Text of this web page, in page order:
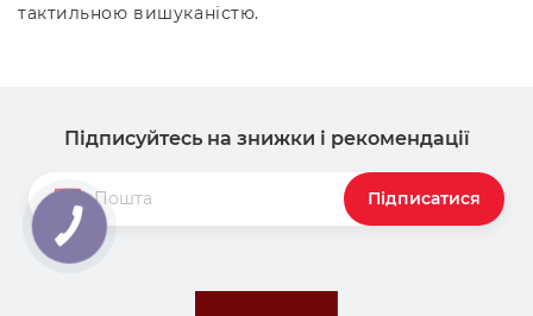
тактильною вишуканістю.
Підписуйтесь на знижки і рекомендації
Підписатися